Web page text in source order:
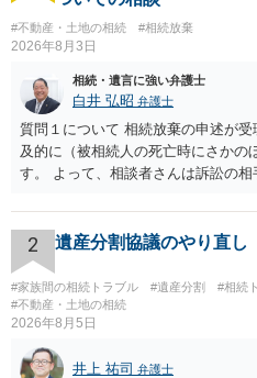
#不動産・土地の相続 #相続放棄
2026年8月3日
相続・遺言に強い弁護士
白井 弘昭 弁護士
質問１について 相続放棄の申述が
及的に（被相続人の死亡時にさかの
す。 よって、相談者さんは訴訟の
理証明を家庭裁判所で取得し、コピ
してください。 質問２について 請
ば、第１回期日は出席する必要が
があり出席できない）との記載で十
はないので、ｍｉｎｔｓでの提出の
限までに届けばよい）で十分です。
にお問い合わせください。 以上、ご
2 遺産分割協議のやり直し
#家族間の相続トラブル #遺産分割
#相続
#不動産・土地の相続
2026年8月5日
井上 祐司 弁護士